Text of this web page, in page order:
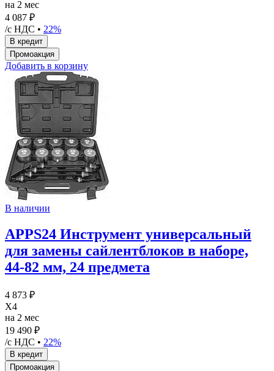
на 2 мес
4 087 ₽
/с НДС • 22%
Добавить в корзину
В наличии
APPS24 Инструмент универсальный
для замены сайлентблоков в наборе,
44-82 мм, 24 предмета
4 873 ₽
X4
на 2 мес
19 490 ₽
/с НДС • 22%